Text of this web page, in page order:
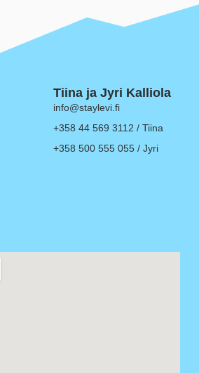
Tiina ja Jyri Kalliola
info@staylevi.fi
+358 44 569 3112 / Tiina
+358 500 555 055 / Jyri